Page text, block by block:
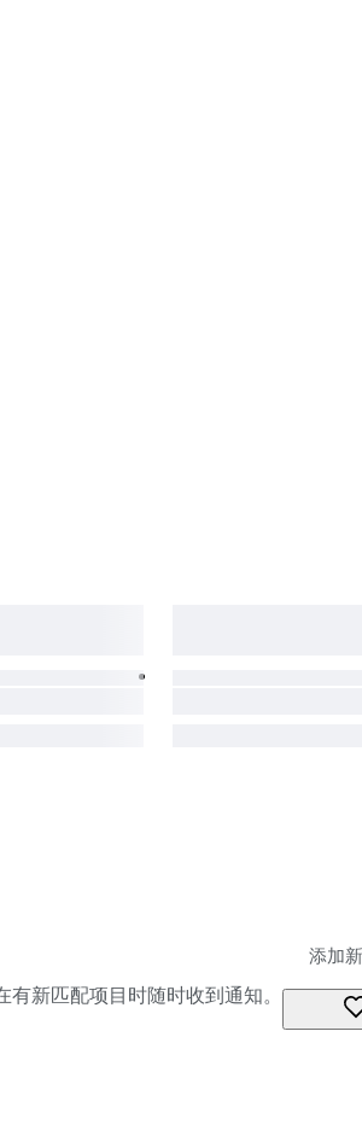
有新匹配项目时随时收到通知。